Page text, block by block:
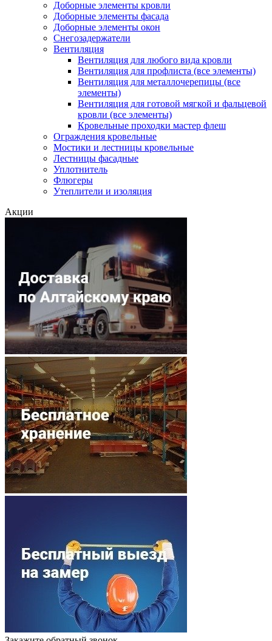
Доборные элементы кровли
Доборные элементы фасада
Доборные элементы окон
Снегозадержатели
Вентиляция
Вентиляция для любого вида кровли
Вентиляция для профлиста (все элементы)
Вентиляция для металлочерепицы (все
элементы)
Вентиляция для готовой мягкой и фальцевой
кровли (все элементы)
Кровельные проходки мастер флеш
Ограждения кровельные
Мостики и лестницы кровельные
Лестницы фасадные
Уплотнитель
Флюгеры
Утеплители и изоляция
Акции